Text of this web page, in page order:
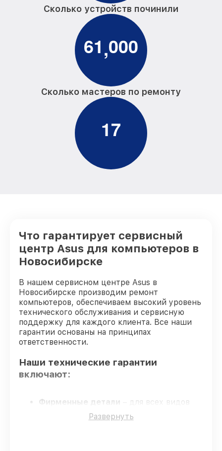
Сколько устройств починили
61,000
Сколько мастеров по ремонту
17
Что гарантирует сервисный
центр Asus для компьютеров в
Новосибирске
В нашем сервисном центре Asus в
Новосибирске производим ремонт
компьютеров, обеспечиваем высокий уровень
технического обслуживания и сервисную
поддержку для каждого клиента. Все наши
гарантии основаны на принципах
ответственности.
Наши технические гарантии
включают:
Фирменные детали – для всех видов
сервиса компьютеров применяются
только оригинальные запчасти.
Развернуть